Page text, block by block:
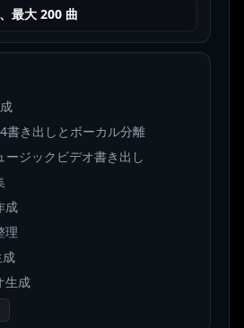
最大 200 曲
書き出しとボーカル分離
ージックビデオ書き出し
成
理
生成